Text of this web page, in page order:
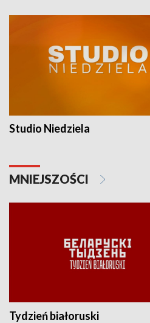
Studio Niedziela
MNIEJSZOŚCI
Tydzień białoruski